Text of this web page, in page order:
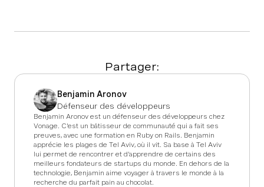
Partager:
Benjamin Aronov
Défenseur des développeurs
Benjamin Aronov est un défenseur des développeurs chez
Vonage. C'est un bâtisseur de communauté qui a fait ses
preuves, avec une formation en Ruby on Rails. Benjamin
apprécie les plages de Tel Aviv, où il vit. Sa base à Tel Aviv
lui permet de rencontrer et d'apprendre de certains des
meilleurs fondateurs de startups du monde. En dehors de la
technologie, Benjamin aime voyager à travers le monde à la
recherche du parfait pain au chocolat.